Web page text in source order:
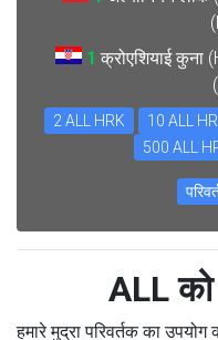
1 क्रोएशियाई कुना
2 ALL HRK 10 ALL
500 ALL
ALL
हमारे मुद्रा परिवर्तक का